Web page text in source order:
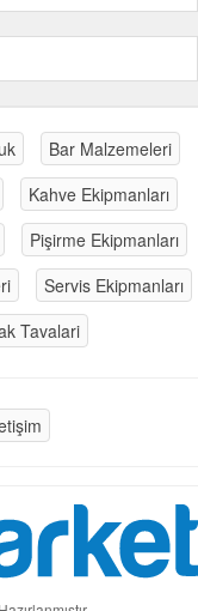
Bar Malzemeleri
Kahve Ekipmanları
Pişirme Ekipmanları
Servis Ekipmanları
Tavalari